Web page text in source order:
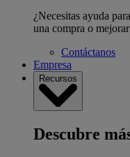
¿Necesitas ayuda
una compra o
Contáctanos
Empresa
Recursos
Descubre